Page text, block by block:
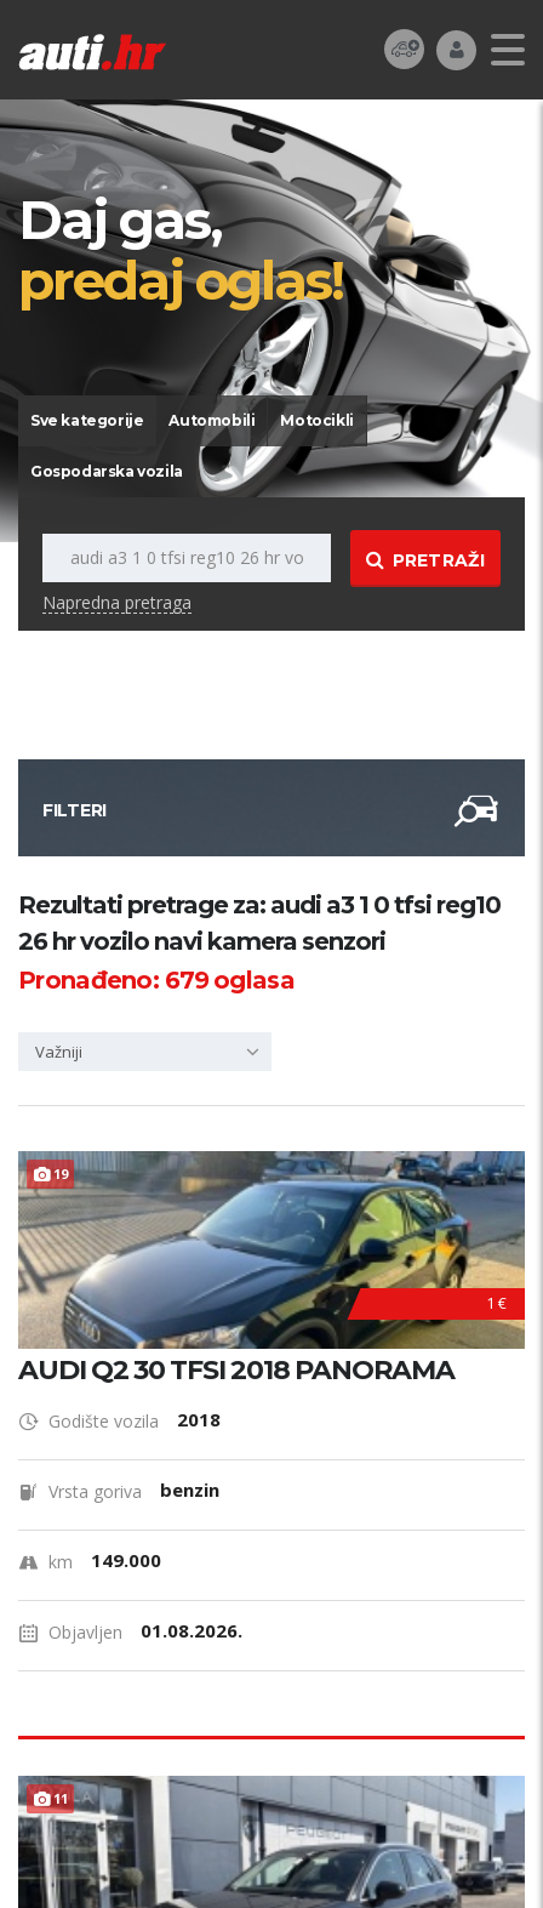
Daj gas,
predaj oglas!
Sve kategorije Automobili Motocikli
Gospodarska vozila
PRETRAŽI
Napredna pretraga
FILTERI
Kategorija
Županija
Rezultati pretrage za: audi a3 1 0 tfsi reg10
26 hr vozilo navi kamera senzori
Pronađeno: 679oglasa
Važniji
19
1 €
AUDI Q2 30 TFSI 2018 PANORAMA
Godište vozila 2018
Vrsta goriva benzin
km 149.000
Objavljen 01.08.2026.
11